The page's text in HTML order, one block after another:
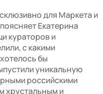
для Маркета и
Екатерина
кураторов и
с какими
бы
уникальную
российскими
хрустальным и